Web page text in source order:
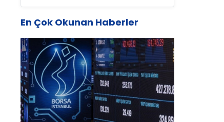
En Çok Okunan Haberler